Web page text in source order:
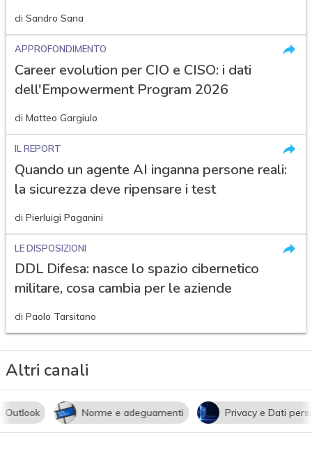
di Sandro Sana
APPROFONDIMENTO
Career evolution per CIO e CISO: i dati
dell'Empowerment Program 2026
di Matteo Gargiulo
IL REPORT
Quando un agente AI inganna persone reali:
la sicurezza deve ripensare i test
di Pierluigi Paganini
LE DISPOSIZIONI
DDL Difesa: nasce lo spazio cibernetico
militare, cosa cambia per le aziende
di Paolo Tarsitano
Altri canali
Norme e adeguamenti Privacy e Dati